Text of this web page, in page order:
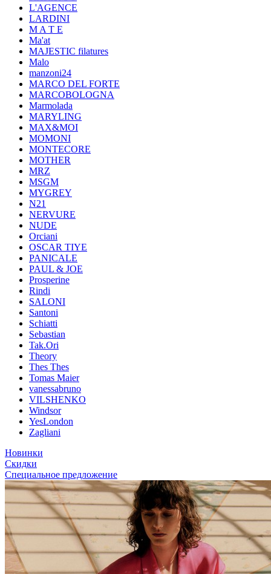
L'AGENCE
LARDINI
M A T E
Ma'at
MAJESTIC filatures
Malo
manzoni24
MARCO DEL FORTE
MARCOBOLOGNA
Marmolada
MARYLING
MAX&MOI
MOMONI
MONTECORE
MOTHER
MRZ
MSGM
MYGREY
N21
NERVURE
NUDE
Orciani
OSCAR TIYE
PANICALE
PAUL & JOE
Prosperine
Rindi
SALONI
Santoni
Schiatti
Sebastian
Tak.Ori
Theory
Thes Thes
Tomas Maier
vanessabruno
VILSHENKO
Windsor
YesLondon
Zagliani
Новинки
Скидки
Специальное предложение